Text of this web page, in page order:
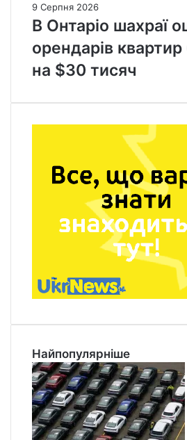
9 Серпня 2026
В Онтаріо шахраї
орендарів
на $30 тисяч
Найпопулярніше